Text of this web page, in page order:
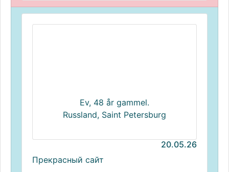
Ev, 48 år gammel.
Russland, Saint Petersburg
20.05.26
Прекрасный сайт